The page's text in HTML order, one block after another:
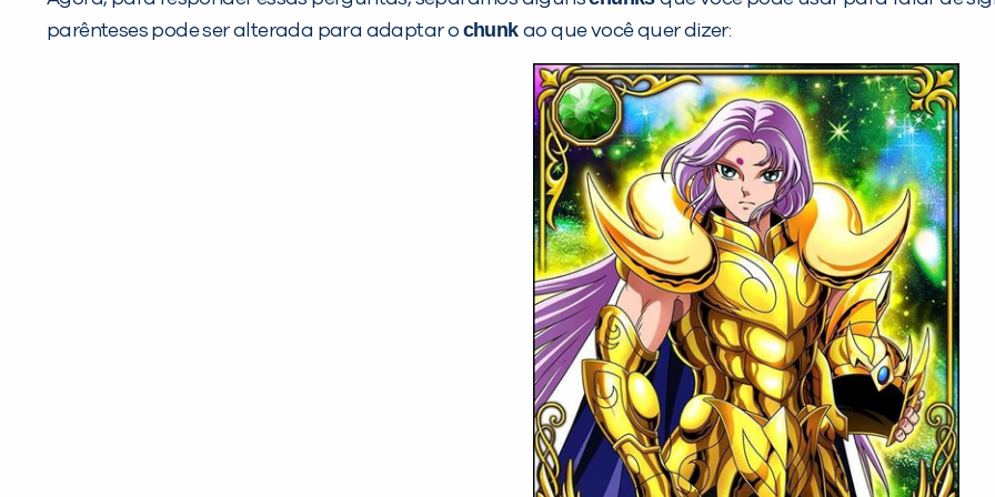
parênteses pode ser alterada para adaptar o chunkao que você quer dizer: